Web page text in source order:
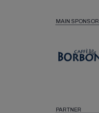
MAIN SPONSOR
PARTNER